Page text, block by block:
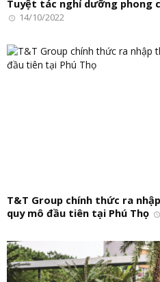
Tuyệt tác nghỉ dưỡng phong
14/10/2022
T&T Group chính thức ra
quy mô đầu tiên tại Phú Thọ